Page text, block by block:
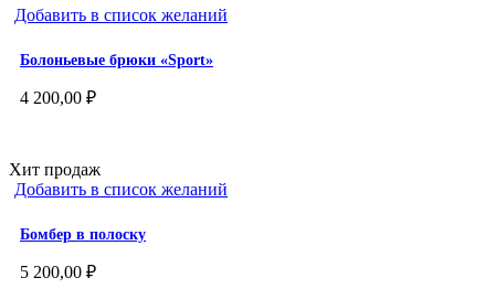
Добавить в список желаний
Болоньевые брюки «Sport»
4 200,00 ₽
Хит продаж
Добавить в список желаний
Бомбер в полоску
5 200,00 ₽